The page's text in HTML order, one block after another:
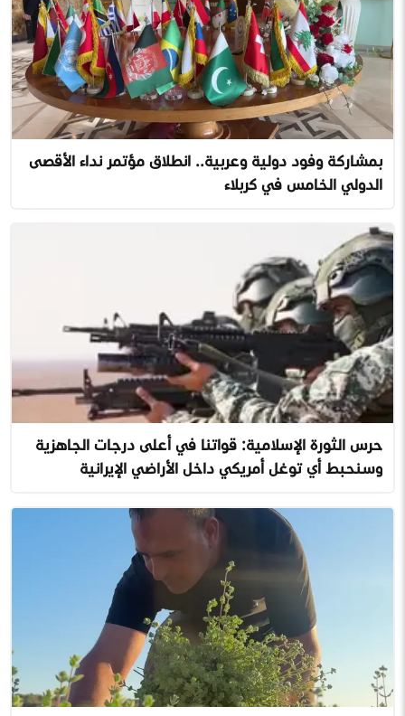
بمشاركة وفود دولية وعربية.. انطلاق مؤتمر نداء الأقصى
الدولي الخامس في كربلاء
حرس الثورة الإسلامية: قواتنا في أعلى درجات الجاهزية
وسنحبط أي توغل أمريكي داخل الأراضي الإيرانية